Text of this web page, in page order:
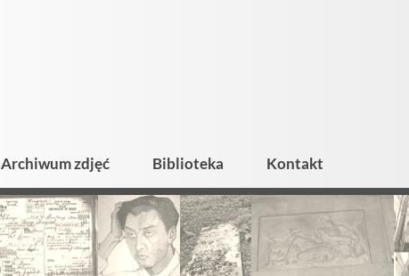
Archiwum zdjęć Biblioteka Kontakt